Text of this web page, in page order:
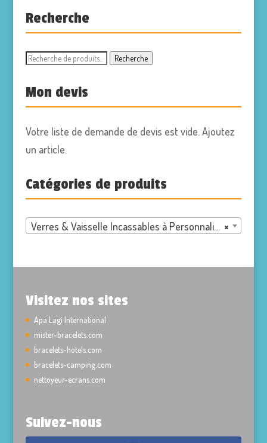
Recherche
Recherche
Recherche
Mon devis
Votre liste de demande de devis est vide. Ajoutez
un article.
Catégories de produits
×
Verres & Vaisselle Incassables à Personnaliser
Visitez nos sites
Apa Lagi International
mister-bracelets.com
bracelets-hotels.com
bracelets-camping.com
nettoyeur-ecrans.com
Suivez-nous